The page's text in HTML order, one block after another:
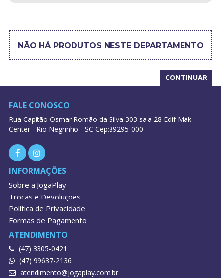
NÃO HÁ PRODUTOS NESTE DEPARTAMENTO
CONTINUAR
FALE CONOSCO
Rua Capitão Osmar Romão da Silva 303 sala 28 Edif Mak
Center - Rio Negrinho - SC Cep:89295-000
INFORMAÇÕES
Sobre a JogaPlay
Trocas e Devoluções
Política de Privacidade
Formas de Pagamento
ATENDIMENTO
(47) 3305-0421
(47) 99637-2136
atendimento@jogaplay.com.br